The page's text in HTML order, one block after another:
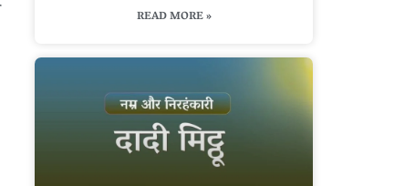
READ MORE »